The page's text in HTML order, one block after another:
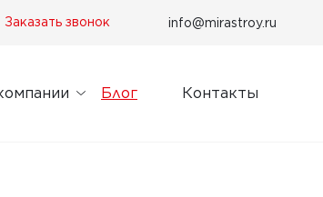
Заказать звонок info@mirastroy.ru
Блог Контакты